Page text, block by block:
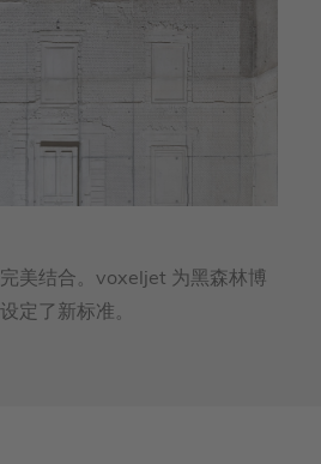
集束器
利用砂型和3D打印的结
一个无缺陷的备件。